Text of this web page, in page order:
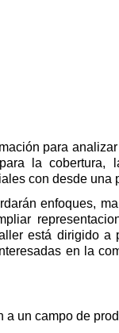
para
la
con desde una
enfoques,
está dirigido a
en la
a un campo de